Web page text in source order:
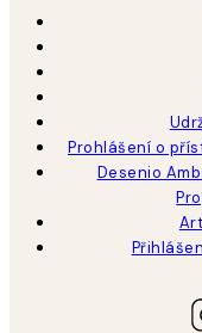
Prohlášení o
Desenio